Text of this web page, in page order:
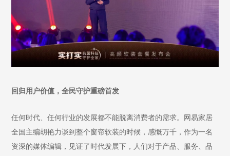
回归用户价值，全民守护重磅首发
任何时代、任何行业的发展都不能脱离消费者的需求。网易家居
全国主编胡艳力谈到整个窗帘软装的时候，感慨万千，作为一名
资深的媒体编辑，见证了时代发展下，人们对于产品、服务、品